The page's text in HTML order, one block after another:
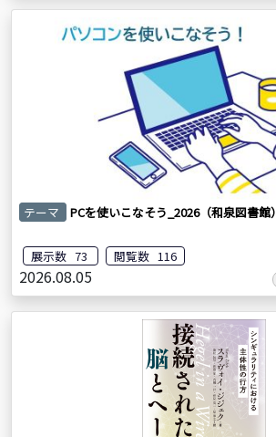
テーマ PCを使いこなそう_2026（和泉図書館）
展示数 73 閲覧数 116
2026.08.05